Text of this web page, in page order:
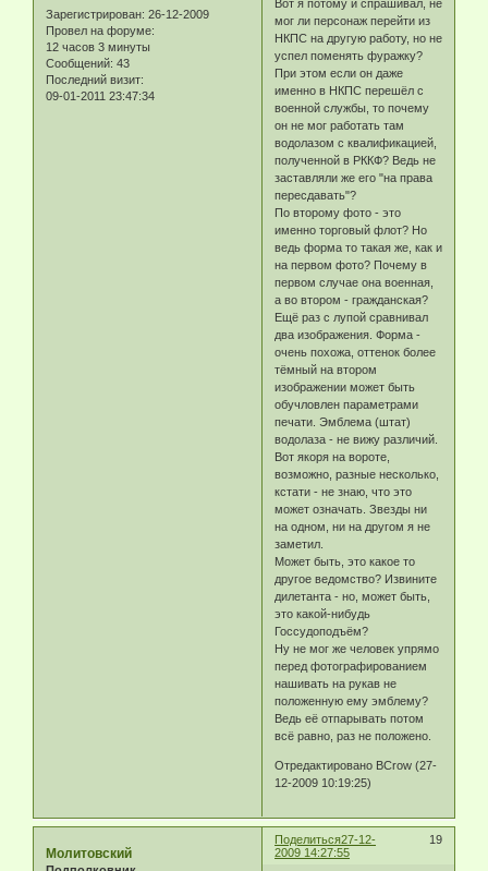
Зарегистрирован: 26-12-2009
Провел на форуме:
12 часов 3 минуты
Сообщений: 43
Последний визит:
09-01-2011 23:47:34
Вот я потому и спрашивал, не
мог ли персонаж перейти из
НКПС на другую работу, но не
успел поменять фуражку?
При этом если он даже
именно в НКПС перешёл с
военной службы, то почему
он не мог работать там
водолазом с квалификацией,
полученной в РККФ? Ведь не
заставляли же его "на права
пересдавать"?
По второму фото - это
именно торговый флот? Но
ведь форма то такая же, как и
на первом фото? Почему в
первом случае она военная,
а во втором - гражданская?
Ещё раз с лупой сравнивал
два изображения. Форма -
очень похожа, оттенок более
тёмный на втором
изображении может быть
обучловлен параметрами
печати. Эмблема (штат)
водолаза - не вижу различий.
Вот якоря на вороте,
возможно, разные несколько,
кстати - не знаю, что это
может означать. Звезды ни
на одном, ни на другом я не
заметил.
Может быть, это какое то
другое ведомство? Извините
дилетанта - но, может быть,
это какой-нибудь
Госсудоподъём?
Ну не мог же человек упрямо
перед фотографированием
нашивать на рукав не
положенную ему эмблему?
Ведь её отпарывать потом
всё равно, раз не положено.
Отредактировано BCrow (27-
12-2009 10:19:25)
Поделиться 19
27-12-
2009 14:27:55
Молитовский